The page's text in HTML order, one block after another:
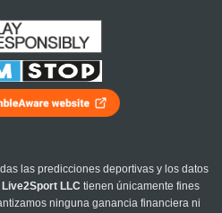
las predicciones deportivas y los datos
Live2Sport LLC tienen únicamente fines
ninguna ganancia financiera ni